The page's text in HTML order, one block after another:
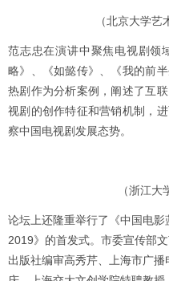
（北京大学艺
范志忠在演讲中聚焦电视剧领
略》、《如懿传》、《我的前
热剧作为分析案例，阐述了互
视剧的创作特征和营销机制，
察中国电视剧发展态势。
（浙江大
论坛上还隆重举行了《中国电
2019》的首发式。市委宣传部
出版社编审高秀芹、上海市广